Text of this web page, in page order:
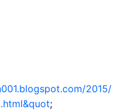
2015/
;